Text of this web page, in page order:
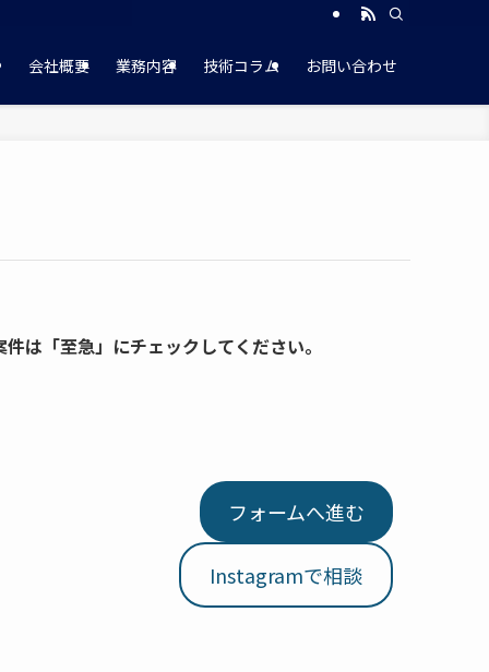
会社概要 業務内容 技術コラム お問い合わせ
は「至急」にチェックしてください。
フォームへ進む
Instagramで相談